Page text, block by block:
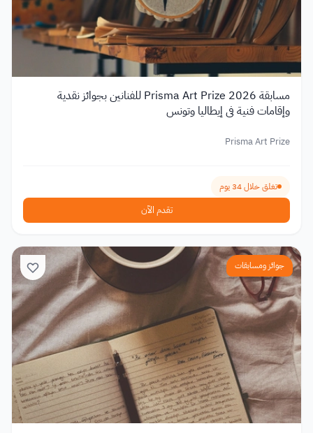
مسابقة Prisma Art Prize 2026 للفنانين بجوائز نقدية
وإقامات فنية في إيطاليا وتونس
Prisma Art Prize
تغلق خلال 34 يوم
تقدم الآن
جوائز ومسابقات